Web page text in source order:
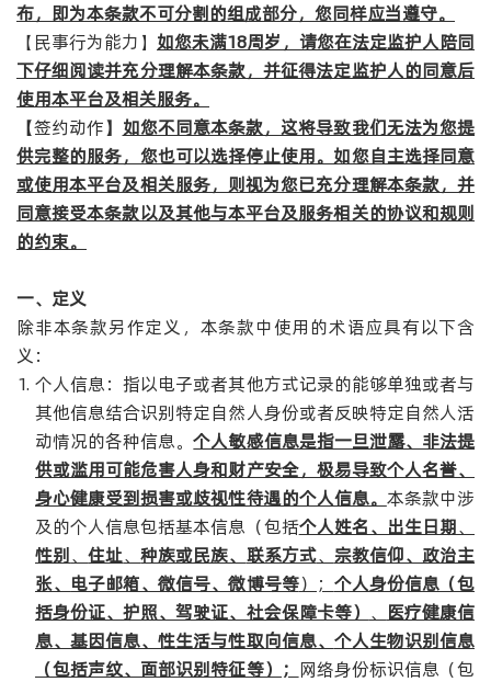
布，即为本条款不可分割的组成部分，您同样应当遵守。
【民事行为能力】 如您未满18周岁，请您在法定监护人陪同
下仔细阅读并充分理解本条款，并征得法定监护人的同意后
使用本平台及相关服务。
【签约动作】 如您不同意本条款，这将导致我们无法为您提
供完整的服务，您也可以选择停止使用。如您自主选择同意
或使用本平台及相关服务，则视为您已充分理解本条款，并
同意接受本条款以及其他与本平台及服务相关的协议和规则
的约束。
一、定义
除非本条款另作定义，本条款中使用的术语应具有以下含
义：
个人信息：指以电子或者其他方式记录的能够单独或者与
其他信息结合识别特定自然人身份或者反映特定自然人活
动情况的各种信息。个人敏感信息是指一旦泄露、非法提
供或滥用可能危害人身和财产安全，极易导致个人名誉、
身心健康受到损害或歧视性待遇的个人信息。 本条款中涉
及的个人信息包括基本信息（包括个人姓名、出生日期、
性别、住址、种族或民族、 联系方式、 宗教信仰、政治主
张、 电子邮箱、微信号、微博号等）； 个人身份信息（包
括身份证、护照、驾驶证、社会保障卡等） 、 医疗健康信
息、基因信息、性生活与性取向信息、 个人生物识别信息
（包括声纹、面部识别特征等）； 网络身份标识信息（包